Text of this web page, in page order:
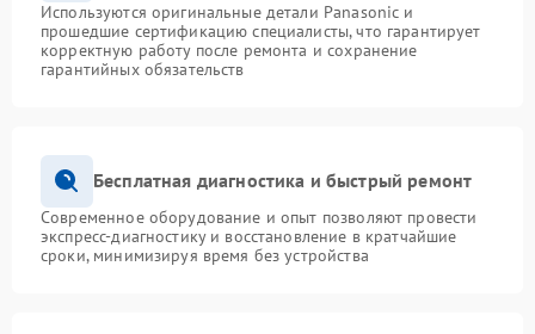
Используются оригинальные детали Panasonic и
прошедшие сертификацию специалисты, что гарантирует
корректную работу после ремонта и сохранение
гарантийных обязательств
Бесплатная диагностика и быстрый ремонт
Современное оборудование и опыт позволяют провести
экспресс-диагностику и восстановление в кратчайшие
сроки, минимизируя время без устройства